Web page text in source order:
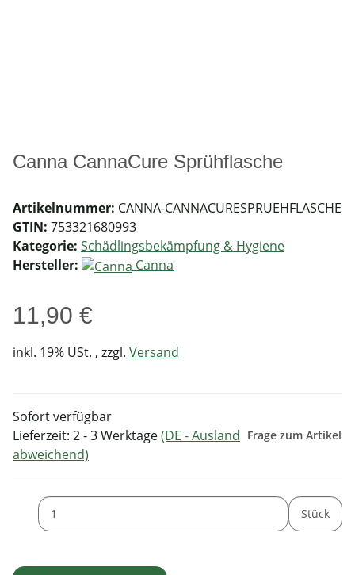
Canna CannaCure Sprühflasche
Artikelnummer: CANNA-CANNACURESPRUEHFLASCHE
GTIN: 753321680993
Kategorie: Schädlingsbekämpfung & Hygiene
Hersteller:
Canna
11,90 €
inkl. 19% USt. , zzgl. Versand
Sofort verfügbar
Lieferzeit: 2 - 3 Werktage(DE - Ausland
abweichend)
Frage zum Artikel
Stück